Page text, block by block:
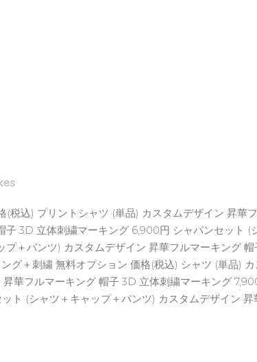
税込) プリントシャツ (単品) カスタムデザイン 昇華
子 3D 立体刺繍マーキング 6,900円 シャパンセット
＋パンツ) カスタムデザイン 昇華フルマーキング
グ＋刺繍 無料オプション 価格(税込) シャツ (単品)
華フルマーキング 帽子 3D 立体刺繍マーキング
ト (シャツ＋キャップ＋パンツ) カスタムデザイン